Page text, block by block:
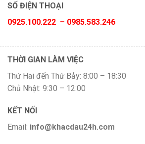
SỐ ĐIỆN THOẠI
0925.100.222 – 0985.583.246
THỜI GIAN LÀM VIỆC
Thứ Hai đến Thứ Bảy: 8:00 – 18:30
Chủ Nhật: 9:30 – 12:00
KẾT NỐI
Email: info@khacdau24h.com